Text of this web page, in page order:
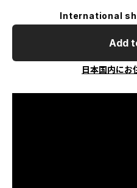
International
Add
日本国内にお